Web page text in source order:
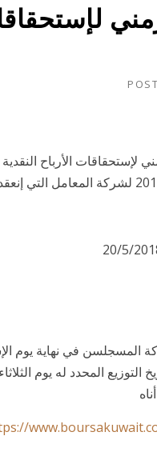
في نهاية يوم